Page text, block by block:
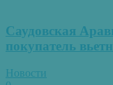
Саудовская
покупатель
Новости